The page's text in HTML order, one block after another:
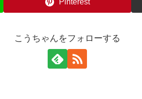
こうちゃんをフォローする